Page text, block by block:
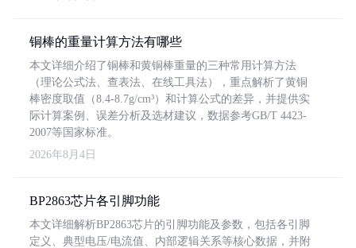
铜棒的重量计算方法有哪些
本文详细介绍了铜棒和黄铜棒重量的三种常用计算方法
（理论公式法、查表法、在线工具法），重点解析了黄铜
棒密度取值（8.4-8.7g/cm³）和计算公式的差异，并提供实
际计算案例、误差分析及选材建议，数据参考GB/T 4423-
2007等国家标准。
2026年8月4日
BP2863芯片各引脚功能
本文详细解析BP2863芯片的引脚功能及参数，包括各引脚
定义、典型电压/电流值、内部逻辑关系等核心数据，并附